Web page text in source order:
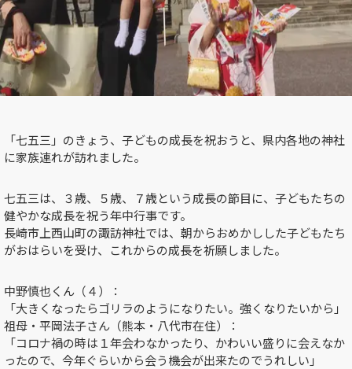
「七五三」のきょう、子どもの成長を祝おうと、県内各地の神社
に家族連れが訪れました。
七五三は、３歳、５歳、７歳という成長の節目に、子どもたちの
健やかな成長を祝う年中行事です。
長崎市上西山町の諏訪神社では、朝からおめかしした子どもたち
がおはらいを受け、これからの成長を祈願しました。
中野慎也くん（４）：
「大きくなったらゴリラのようになりたい。強くなりたいから」
祖母・平岡法子さん（熊本・八代市在住）：
「コロナ禍の時は１年会わなかったり、かわいい盛りに会えなか
ったので、今年ぐらいから会う機会が出来たのでうれしい」